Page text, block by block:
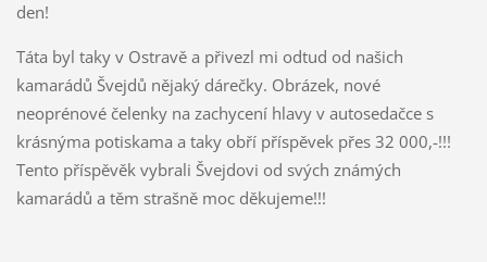
den!
Táta byl taky v Ostravě a přivezl mi odtud od našich
kamarádů Švejdů nějaký dárečky. Obrázek, nové
neoprénové čelenky na zachycení hlavy v autosedačce s
krásnýma potiskama a taky obří příspěvek přes 32 000,-!!!
Tento příspěvěk vybrali Švejdovi od svých známých
kamarádů a těm strašně moc děkujeme!!!